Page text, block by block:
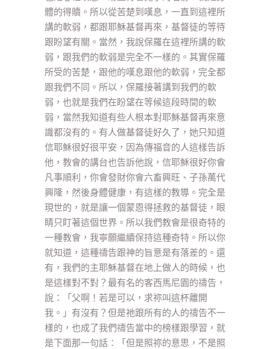
體的得贖。所以從苦楚到嘆息，一直到這裡所
講的軟弱，都跟耶穌基督再來，基督徒的等待
跟盼望有關。當然，我說保羅在這裡所講的軟
弱，跟我們的軟弱是完全不一樣的。其實保羅
所受的苦楚，跟他的嘆息跟他的軟弱，完全都
跟我們不同。所以，保羅接著講到我們的軟
弱，也就是我們在盼望在等候這段時間的軟
弱，當然我知道有些人根本對耶穌基督再來意
識都沒有的。有人做基督徒好久了，她只知道
信耶穌很好很平安，因為傳福音的人這樣告訴
他，教會的講台也告訴他說，信耶穌很好你會
凡事順利，你會發財你會六畜興旺、子孫萬代
興隆，然後身體健康，有這樣的教導。完全是
現世的，就是讓一個蒙恩得拯救的基督徒，眼
睛只盯著這個世界。所以我們教會是很奇特的
一種教會，我寧願繼續保持這種奇特。所以你
就知道，這種禱告跟神的旨意是有落差的。還
有，我們的主耶穌基督在地上做人的時候，也
是這樣對不對？最有名的客西馬尼園的禱告，
說：「父啊！若是可以，求祢叫這杯離開
我。」有沒有？但是祂跟所有的人的禱告不一
樣的，也成了我們禱告當中的榜樣跟學習，就
是下面那一句話：「但是照祢的意思，不是照